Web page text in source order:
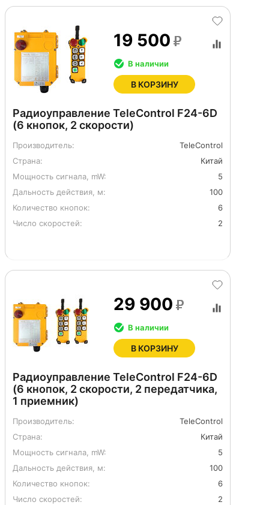
Радиоуправление TeleControl F24-6D
(6 кнопок, 2 скорости)
Производитель:
TeleControl
Страна:
Китай
Мощность сигнала, mW:
5
Дальность действия, м:
100
Количество кнопок:
6
Число скоростей:
2
19 500
В наличии
В КОРЗИНУ
Радиоуправление TeleControl F24-6D
(6 кнопок, 2 скорости, 2 передатчика,
1 приемник)
Производитель:
TeleControl
Страна:
Китай
Мощность сигнала, mW:
5
Дальность действия, м:
100
Количество кнопок:
6
Число скоростей:
2
29 900
В наличии
В КОРЗИНУ